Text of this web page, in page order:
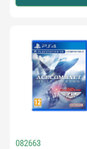
082663